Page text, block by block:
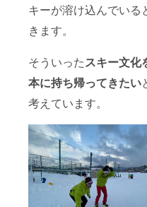
キーが溶け込んでいる
きます。
そういったスキー文化
本に持ち帰ってきたい
考えています。